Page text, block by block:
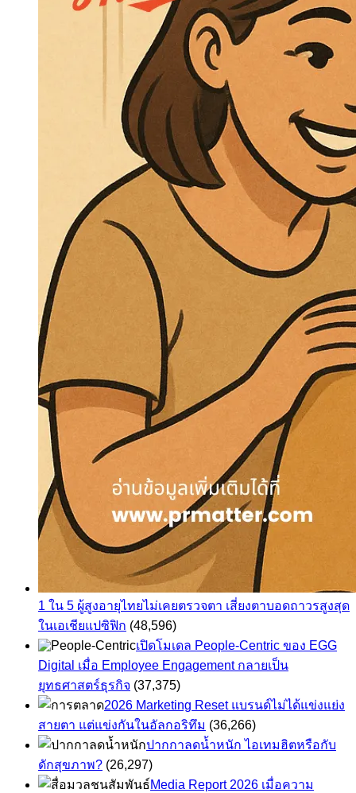
1 ใน 5 ผู้สูงอายุไทยไม่เคยตรวจตา เสี่ยงตาบอดถาวรสูงสุด
ในเอเชียแปซิฟิก (48,596)
เปิดโมเดล People-Centric ของ EGG
Digital เมื่อ Employee Engagement กลายเป็น
ยุทธศาสตร์ธุรกิจ (37,375)
2026 Marketing Reset แบรนด์ไม่ได้แข่งแย่ง
สายตา แต่แข่งกันในอัลกอริทึม (36,266)
ปากกาลดน้ำหนัก ไอเทมฮิตหรือกับ
ดักสุขภาพ? (26,297)
Media Report 2026 เมื่อความ